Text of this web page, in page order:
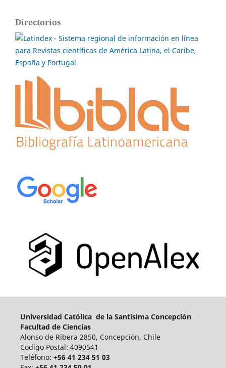
Directorios
Universidad Católica de la Santísima Concepción
Facultad de Ciencias
Alonso de Ribera 2850, Concepción, Chile
Codigo Postal: 4090541
Teléfono: +56 41 234 51 03